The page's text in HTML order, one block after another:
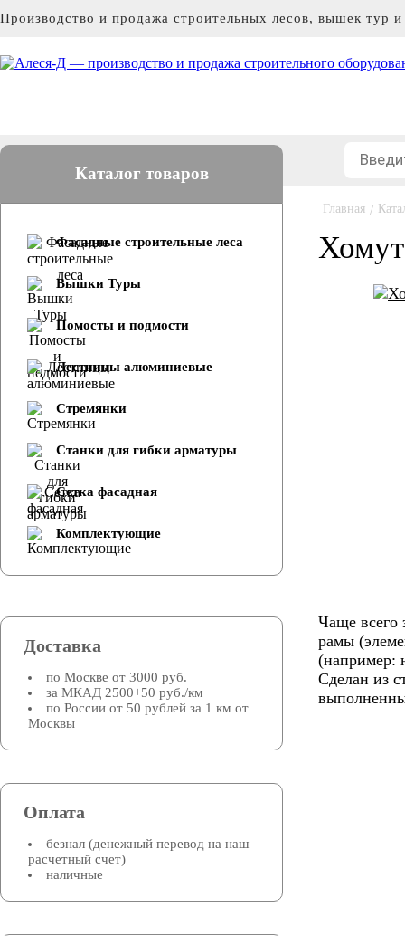
Производство и продажа строительных лесов, вышек тур
Каталог товаров
Фасадные строительные леса
Вышки Туры
Помосты и подмости
Лестницы алюминиевые
Стремянки
Cтанки для гибки арматуры
Сетка фасадная
Комплектующие
Доставка
по Москве от 3000 руб.
за МКАД 2500+50 руб./км
по России от 50 рублей за 1 км от
Москвы
Оплата
безнал (денежный перевод на наш
расчетный счет)
наличные
Главная /
Чаще всего
рамы
(например:
Сделан из